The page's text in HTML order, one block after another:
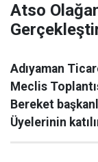
Atso
Adıyaman
Meclis
Bereket
Üyelerinin